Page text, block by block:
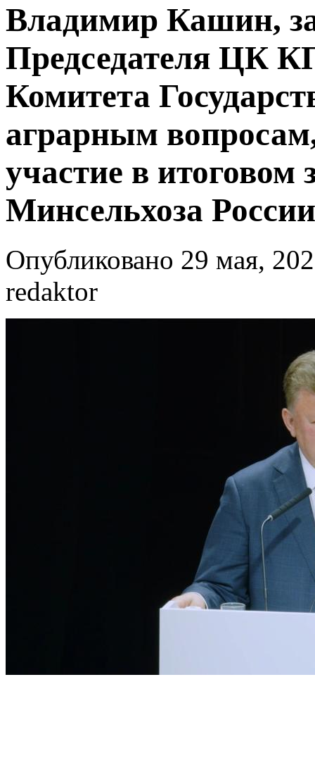
Владимир Кашин,
Председателя ЦК
Комитета
аграрным
участие в итоговом
Минсельхоза России
Опубликовано 29 мая,
redaktor